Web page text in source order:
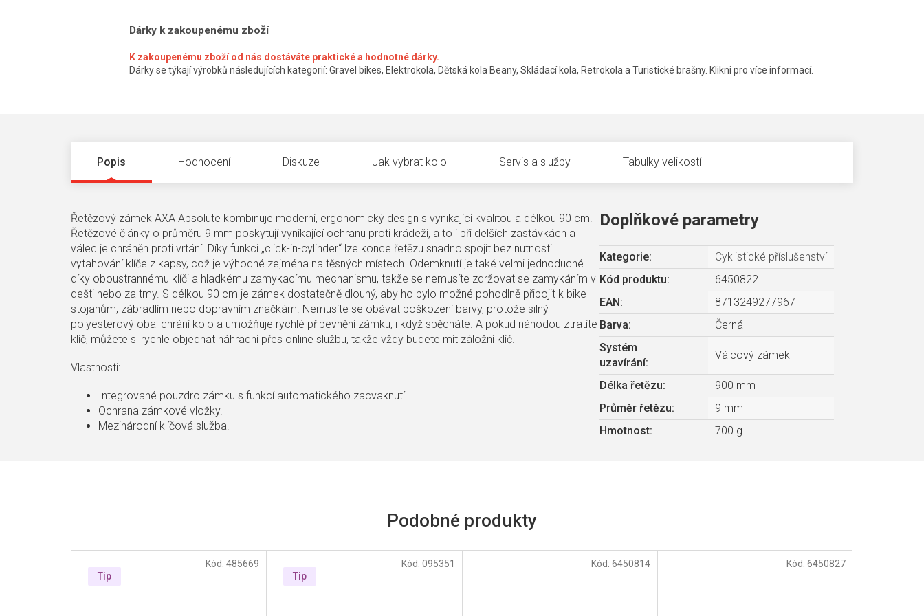
Dárky k zakoupenému zboží
K zakoupenému zboží od nás dostáváte praktické a hodnotné dárky.
Dárky se týkají výrobků následujících kategorií: Gravel bikes, Elektrokola, Dětská kola Beany, Skládací kola, Retrokola a Turistické brašny. Klikni pro více informací.
Popis Hodnocení Diskuze Jak vybrat kolo Servis a služby Tabulky velikostí
Řetězový zámek AXA Absolute kombinuje moderní, ergonomický design s vynikající kvalitou a délkou 90 cm.
Řetězové články o průměru 9 mm poskytují vynikající ochranu proti krádeži, a to i při delších zastávkách a
válec je chráněn proti vrtání. Díky funkci „click-in-cylinder“ lze konce řetězu snadno spojit bez nutnosti
vytahování klíče z kapsy, což je výhodné zejména na těsných místech. Odemknutí je také velmi jednoduché
díky oboustrannému klíči a hladkému zamykacímu mechanismu, takže se nemusíte zdržovat se zamykáním v
dešti nebo za tmy. S délkou 90 cm je zámek dostatečně dlouhý, aby ho bylo možné pohodlně připojit k bike
stojanům, zábradlím nebo dopravním značkám. Nemusíte se obávat poškození barvy, protože silný
polyesterový obal chrání kolo a umožňuje rychlé připevnění zámku, i když spěcháte. A pokud náhodou ztratíte
klíč, můžete si rychle objednat náhradní přes online službu, takže vždy budete mít záložní klíč.
Vlastnosti:
Integrované pouzdro zámku s funkcí automatického zacvaknutí.
Ochrana zámkové vložky.
Mezinárodní klíčová služba.
Doplňkové parametry
Kategorie:
Cyklistické příslušenství
Kód produktu:
6450822
EAN :
8713249277967
Barva:
Černá
Systém
uzavírání:
Válcový zámek
Délka řetězu:
900 mm
Průměr řetězu:
9 mm
Hmotnost: 700 g
Tip
Kód:485669
Tip
Kód: 095351 Kód: 6450814 Kód: 6450827